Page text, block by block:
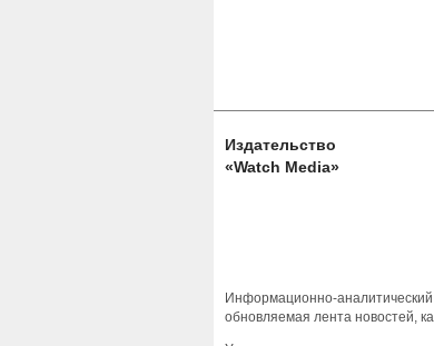
Издательство
«Watch Media»
Информационно-
обновляемая лента новостей,